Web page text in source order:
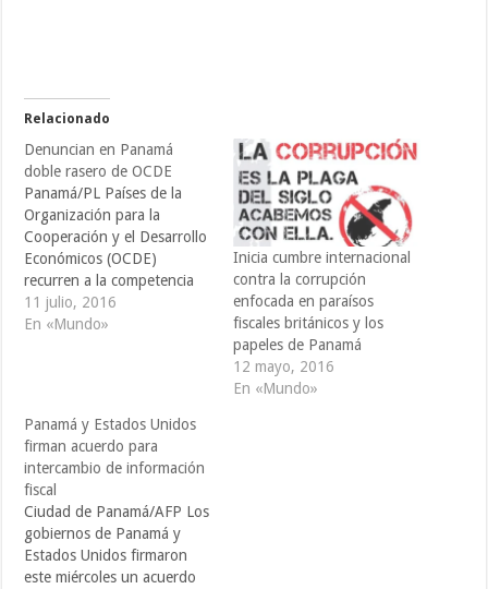
Relacionado
Denuncian en Panamá
doble rasero de OCDE
Panamá/PL Países de la
Organización para la
Cooperación y el Desarrollo
Económicos (OCDE)
recurren a la competencia
fiscal en un intento de
atraer más negocios a sus
diario La Prensa, el analista
y directivo…
11 julio, 2016
En «Mundo»
Inicia cumbre internacional
contra la corrupción
enfocada en paraísos
fiscales británicos y los
papeles de Panamá
12 mayo, 2016
En «Mundo»
Panamá y Estados Unidos
firman acuerdo para
intercambio de información
fiscal
Ciudad de Panamá/AFP Los
gobiernos de Panamá y
Estados Unidos firmaron
este miércoles un acuerdo